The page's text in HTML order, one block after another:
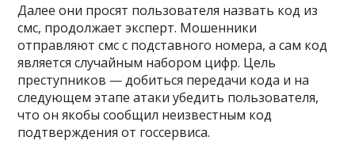
Далее они просят пользователя назвать код из
смс, продолжает эксперт. Мошенники
отправляют смс с подставного номера, а сам код
является случайным набором цифр. Цель
преступников — добиться передачи кода и на
следующем этапе атаки убедить пользователя,
что он якобы сообщил неизвестным код
подтверждения от госсервиса.